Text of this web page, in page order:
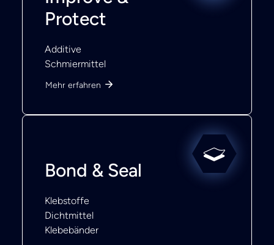
Protect
Additive
Schmiermittel
Mehr erfahren
Bond & Seal
Klebstoffe
Dichtmittel
Klebebänder